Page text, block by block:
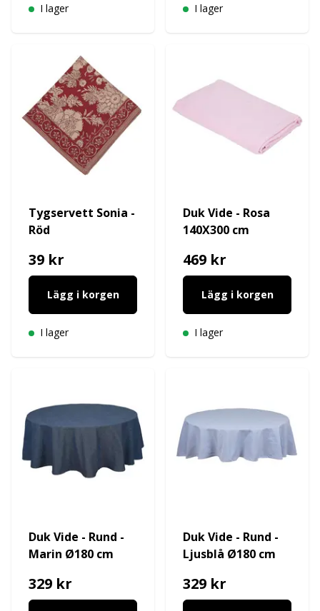
I lager I lager
Tygservett Sonia -
Röd
39 kr
Lägg i korgen
I lager
Duk Vide - Rosa
140X300 cm
469 kr
Lägg i korgen
I lager
Duk Vide - Rund -
Marin Ø180 cm
329 kr
Duk Vide - Rund -
Ljusblå Ø180 cm
329 kr